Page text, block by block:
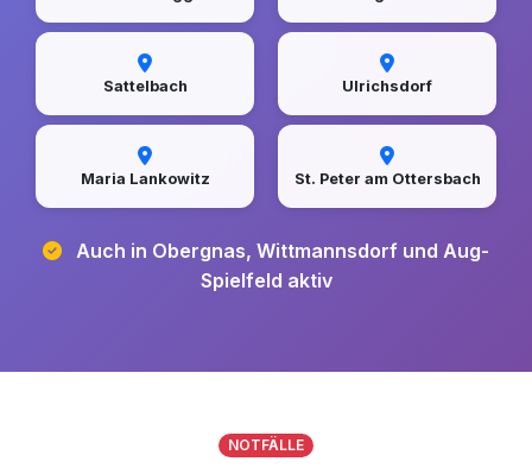
Sattelbach Ulrichsdorf
Maria Lankowitz St. Peter am Ottersbach
Auch in Obergnas, Wittmannsdorf und Aug-
Spielfeld aktiv
NOTFÄLLE